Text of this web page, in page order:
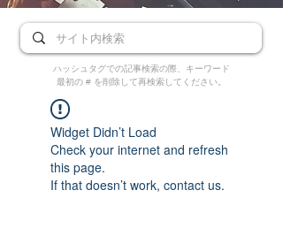
ハッシュタグでの記事検索の際、キーワード
最初の # を削除して再検索してください。
Widget Didn’t Load
Check your internet and refresh
this page.
If that doesn’t work, contact us.